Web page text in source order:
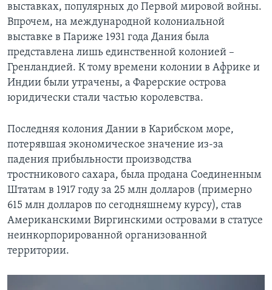
выставках, популярных до Первой мировой войны.
Впрочем, на международной колониальной
выставке в Париже 1931 года Дания была
представлена лишь единственной колонией –
Гренландией. К тому времени колонии в Африке и
Индии были утрачены, а Фарерские острова
юридически стали частью королевства.
Последняя колония Дании в Карибском море,
потерявшая экономическое значение из-за
падения прибыльности производства
тростникового сахара, была продана Соединенным
Штатам в 1917 году за 25 млн долларов (примерно
615 млн долларов по сегодняшнему курсу), став
Американскими Виргинскими островами в статусе
неинкорпорированной организованной
территории.